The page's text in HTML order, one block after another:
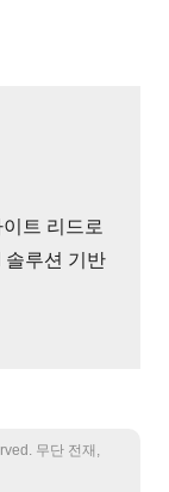
트 리드로
솔루션 기반
무단 전재,